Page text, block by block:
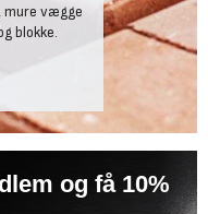
mure vægge
blokke.
og få 10%